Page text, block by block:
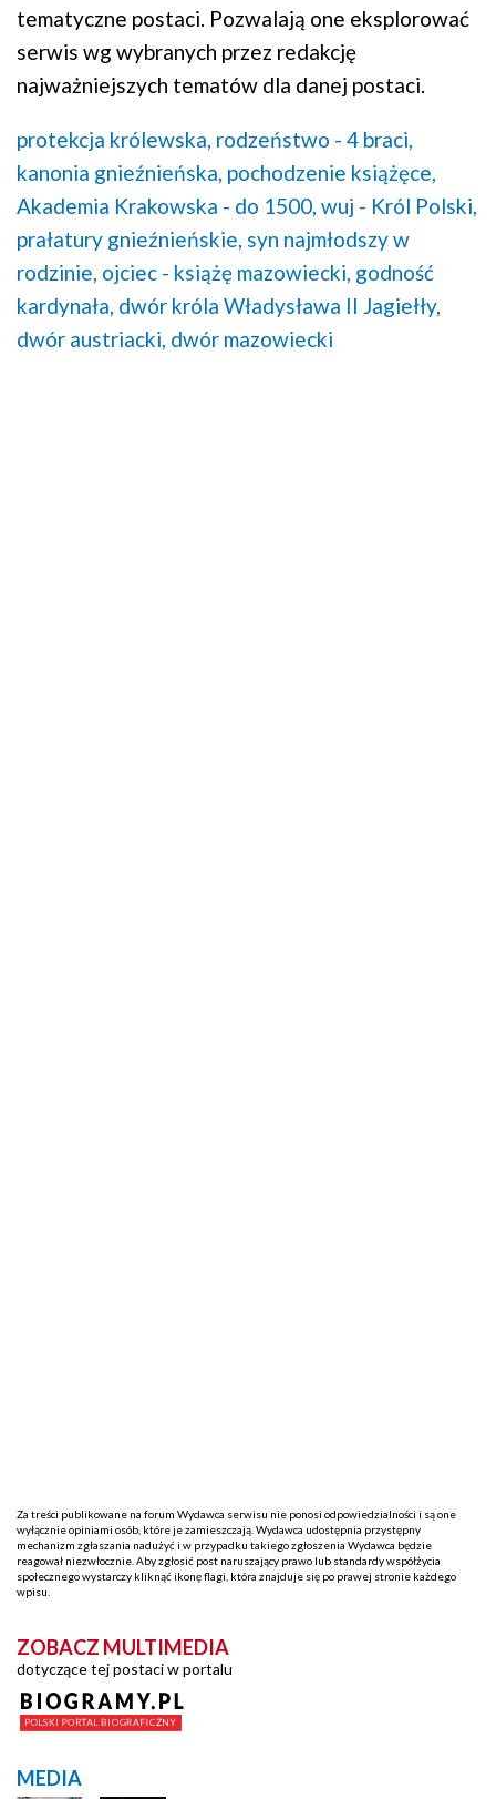
tematyczne postaci. Pozwalają one eksplorować
serwis wg wybranych przez redakcję
najważniejszych tematów dla danej postaci.
protekcja królewska, rodzeństwo - 4 braci,
kanonia gnieźnieńska, pochodzenie książęce,
Akademia Krakowska - do 1500, wuj - Król Polski,
prałatury gnieźnieńskie, syn najmłodszy w
rodzinie, ojciec - książę mazowiecki, godność
kardynała, dwór króla Władysława II Jagiełły,
dwór austriacki, dwór mazowiecki
Za treści publikowane na forum Wydawca serwisu nie ponosi odpowiedzialności i są one
wyłącznie opiniami osób, które je zamieszczają. Wydawca udostępnia przystępny
mechanizm zgłaszania nadużyć i w przypadku takiego zgłoszenia Wydawca będzie
reagował niezwłocznie. Aby zgłosić post naruszający prawo lub standardy współżycia
społecznego wystarczy kliknąć ikonę flagi, która znajduje się po prawej stronie każdego
wpisu.
ZOBACZ MULTIMEDIA
dotyczące tej postaci w portalu
MEDIA